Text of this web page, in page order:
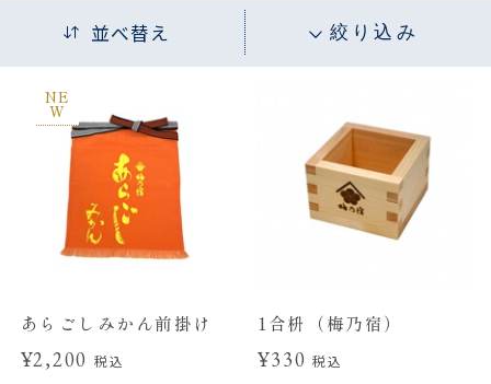
並べ替え 絞り込み
NE
W
あらごしみかん前掛け
¥2,200税込
1合枡（梅乃宿）
¥330税込